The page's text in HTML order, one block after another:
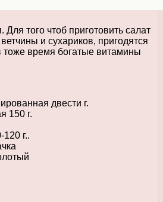
Для того чтоб приготовить салат
и сухариков, пригодятся
время богатые витамины
двести г.
150 г.
г..